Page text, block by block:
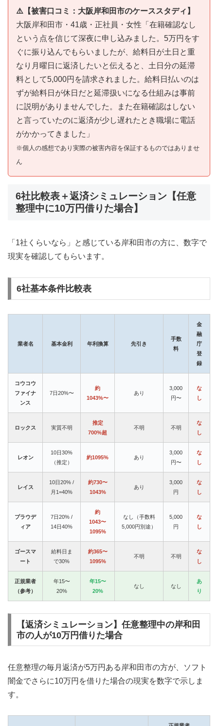
⚠️【被害口コミ：大阪岸和田市のケーススタディ】
大阪岸和田市・41歳・正社員・女性「在籍確認なし
という点を信じて深夜に申し込みました。5万円をす
ぐに振り込んでもらいましたが、給料日が土日と重
なり月曜日に返済したいと伝えると、土日分の延滞
料として5,000円を請求されました。給料日払いのは
ずが給料日が休日だと延滞扱いになる仕組みは事前
に説明がありませんでした。また在籍確認はしない
と言っていたのに返済が少し遅れたとき職場に電話
がかかってきました」
※個人の感想であり実際の被害内容を保証するものではありませ
ん
6社比較表＋返済シミュレーション【任意
整理中に10万円借りた場合】
「1社くらいなら」と感じている岸和田市の方に、数字で
現実を確認してもらいます。
6社基本条件比較表
業者名 基本金利 年利換算 先引き
手数
料
金
融
庁
登
録
コウコウ
ファイナ
ンス
7日20%〜
約
1043%〜
あり
3,000
円〜
な
し
ロックス 実質不明
推定
700%超
不明 不明
な
し
レオン
10日30%
（推定）
約1095% あり
3,000
円〜
な
し
レイス
10日20% /
月1=40%
約730〜
1043%
あり
3,000
円
な
し
プラウデ
ィア
7日20% /
14日40%
約
1043〜
1095%
なし（手数料
5,000円別途）
5,000
円
な
し
ゴースマ
ート
給料日ま
で30%
約365〜
1095%
不明 不明
な
し
正規業者
（参考）
年15〜
20%
年15〜
20%
なし なし
あ
り
【返済シミュレーション】任意整理中の岸和田
市の人が10万円借りた場合
任意整理の毎月返済が5万円ある岸和田市の方が、ソフト
闇金でさらに10万円を借りた場合の現実を数字で示しま
す。